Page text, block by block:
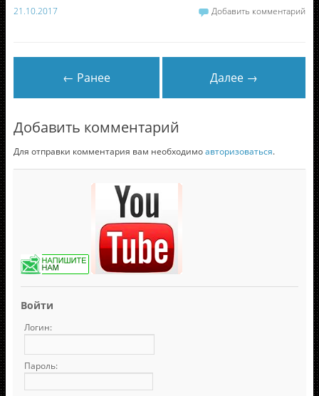
21.10.2017 Добавить комментарий
← Ранее Далее →
Добавить комментарий
Для отправки комментария вам необходимоавторизоваться.
Войти
Логин:
Пароль: